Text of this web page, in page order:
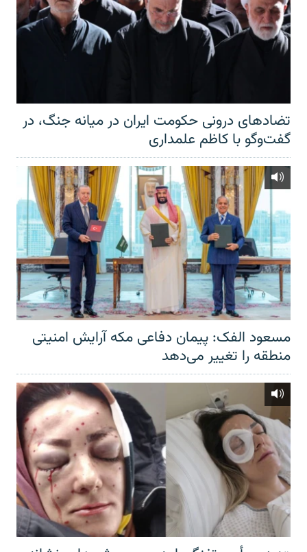
تضادهای درونی حکومت ایران در میانه جنگ، در
گفت‌‌وگو با کاظم علمداری
مسعود الفک: پیمان دفاعی مکه آرایش امنیتی
منطقه را تغییر می‌دهد